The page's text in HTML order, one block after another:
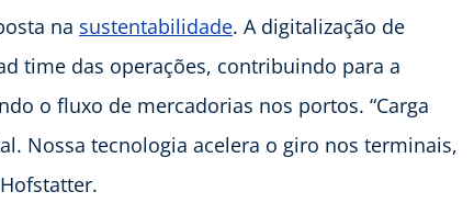
na sustentabilidade. A digitalização de
time das operações, contribuindo para a
o fluxo de mercadorias nos portos. “Carga
Nossa tecnologia acelera o giro nos terminais,